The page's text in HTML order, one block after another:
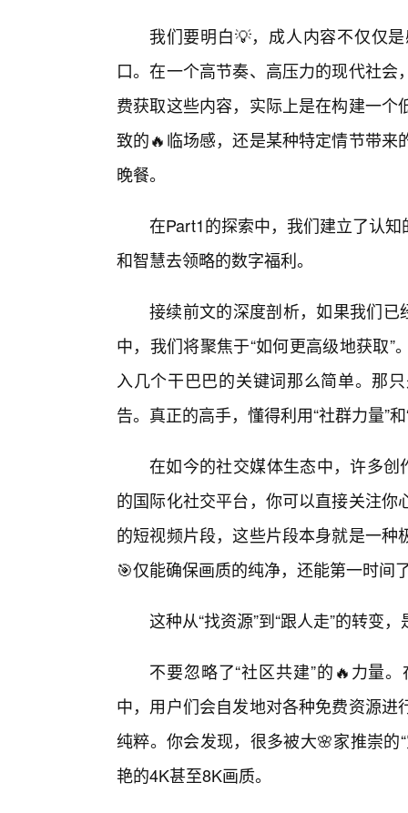
我们要明白💡，成人内容不仅仅
口。在一个高节奏、高压力的现代社
费获取这些内容，实际上是在构建一
致的🔥临场感，还是某种特定情节带
晚餐。
在Part1的探索中，我们建立了认
和智慧去领略的数字福利。
接续前文的深度剖析，如果我们已
中，我们将聚焦于“如何更高级地获取
入几个干巴巴的关键词那么简单。那
告。真正的高手，懂得利用“社群力量”
在如今的社交媒体生态中，许多创
的国际化社交平台，你可以直接关注
的短视频片段，这些片段本身就是一
🎯仅能确保画质的纯净，还能第一时间
这种从“找资源”到“跟人走”的转变
不要忽略了“社区共建”的🔥力量
中，用户们会自发地对各种免费资源
纯粹。你会发现，很多被大🌸家推崇
艳的4K甚至8K画质。